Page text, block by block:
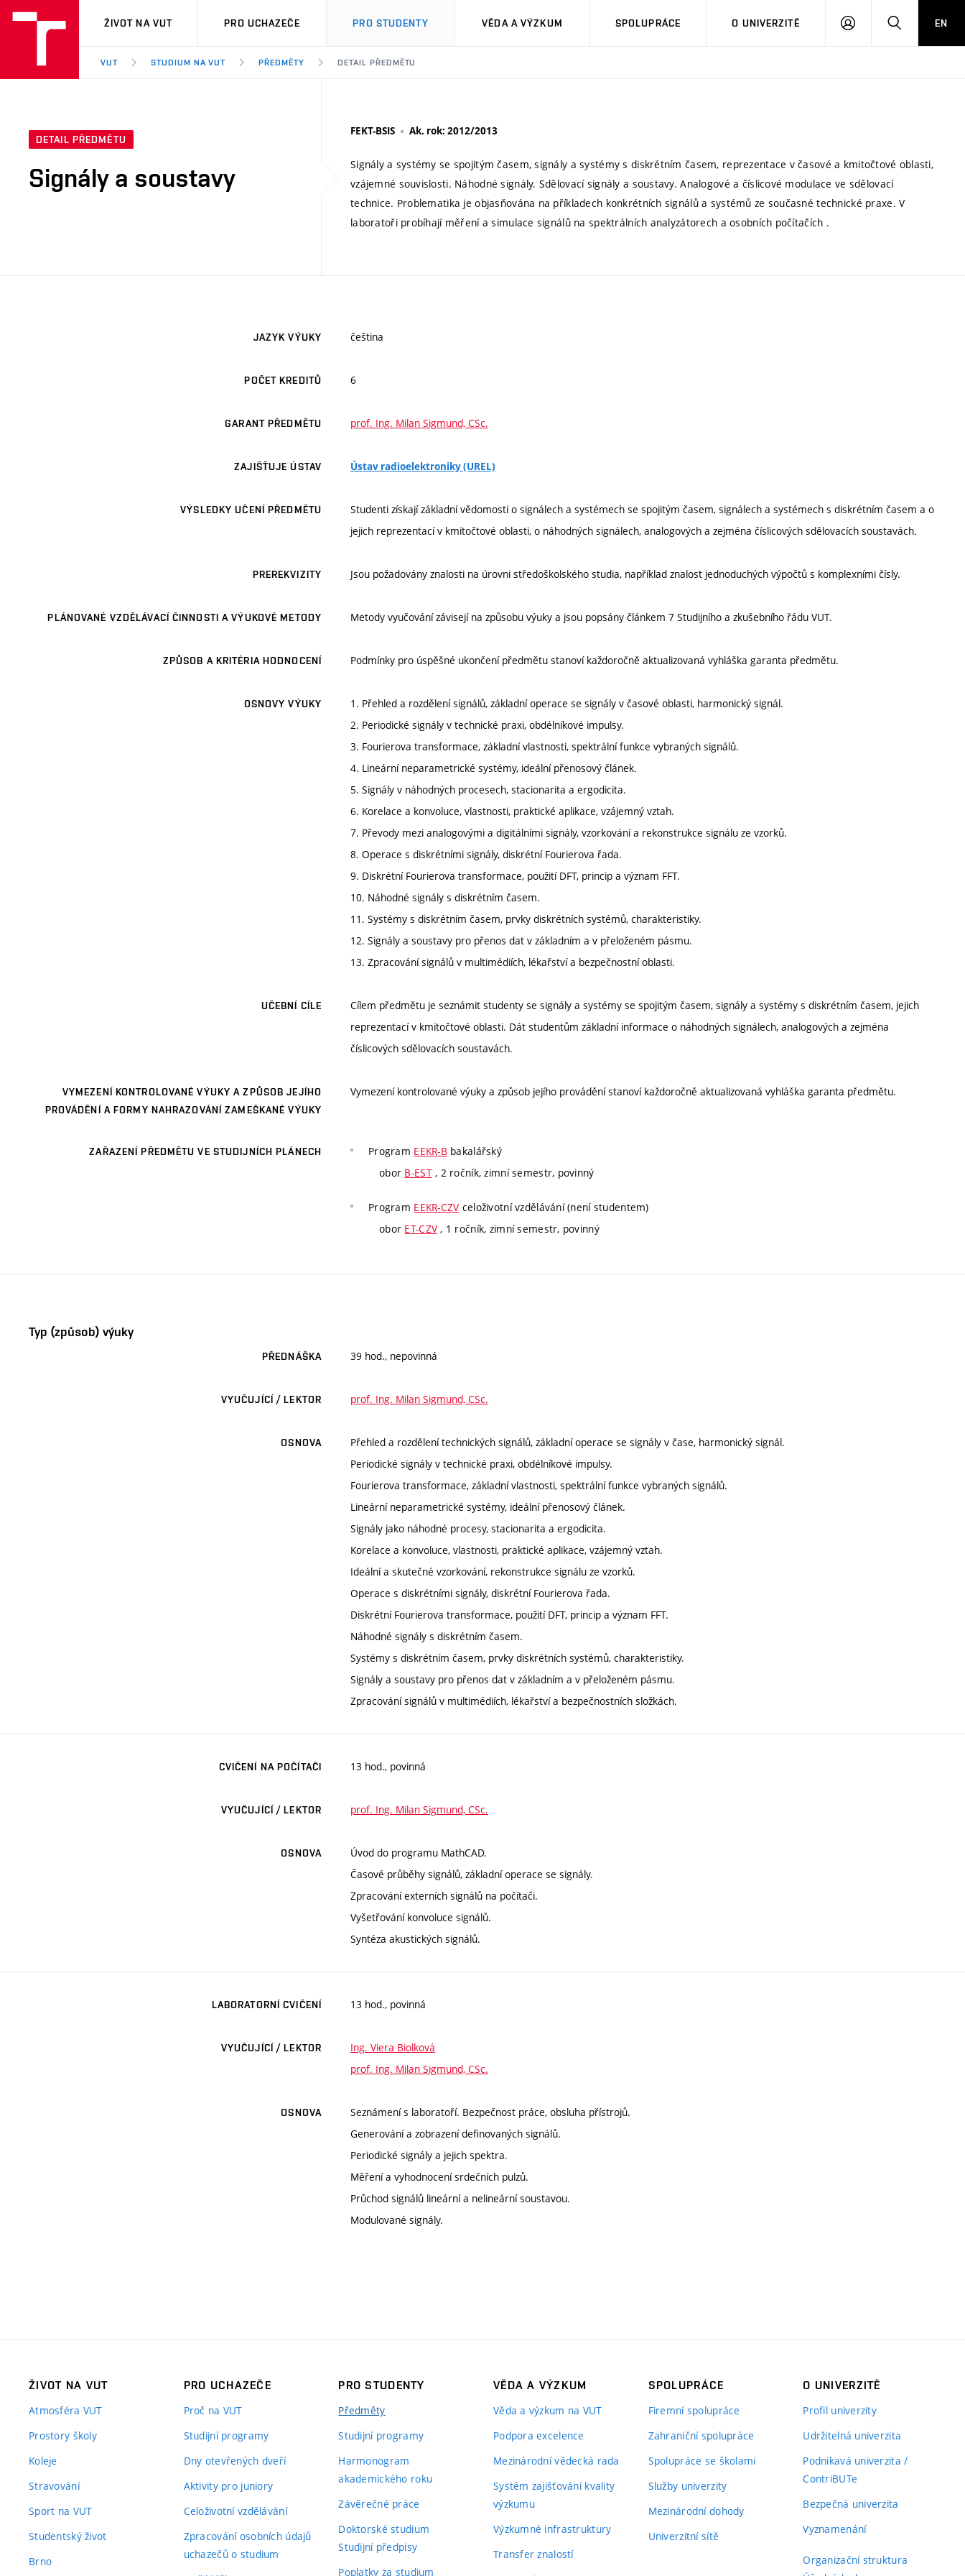
VUT
ŽIVOT NA VUT PRO UCHAZEČE PRO STUDENTY VĚDA A VÝZKUM SPOLUPRÁCE O UNIVERZITĚ
PŘIHLÁSIT HLEDATEN
VUT STUDIUM NA VUT PŘEDMĚTY DETAIL PŘEDMĚTU
DETAIL PŘEDMĚTU
Signály a soustavy
FEKT-BSIS Ak. rok: 2012/2013
Signály a systémy se spojitým časem, signály a systémy s diskrétním časem, reprezentace v časové a kmitočtové oblasti,
vzájemné souvislosti. Náhodné signály. Sdělovací signály a soustavy. Analogové a číslicové modulace ve sdělovací
technice. Problematika je objasňována na příkladech konkrétních signálů a systémů ze současné technické praxe. V
laboratoři probíhají měření a simulace signálů na spektrálních analyzátorech a osobních počítačích .
JAZYK VÝUKY čeština
POČET KREDITŮ 6
GARANT PŘEDMĚTU prof. Ing. Milan Sigmund, CSc.
ZAJIŠŤUJE ÚSTAV Ústav radioelektroniky (UREL)
VÝSLEDKY UČENÍ PŘEDMĚTU
Studenti získají základní vědomosti o signálech a systémech se spojitým časem, signálech a systémech s diskrétním časem a o
jejich reprezentací v kmitočtové oblasti, o náhodných signálech, analogových a zejména číslicových sdělovacích soustavách.
PREREKVIZITY Jsou požadovány znalosti na úrovni středoškolského studia, například znalost jednoduchých výpočtů s komplexními čísly.
PLÁNOVANÉ VZDĚLÁVACÍ ČINNOSTI A VÝUKOVÉ METODY Metody vyučování závisejí na způsobu výuky a jsou popsány článkem 7 Studijního a zkušebního řádu VUT.
ZPŮSOB A KRITÉRIA HODNOCENÍ Podmínky pro úspěšné ukončení předmětu stanoví každoročně aktualizovaná vyhláška garanta předmětu.
OSNOVY VÝUKY
1. Přehled a rozdělení signálů, základní operace se signály v časové oblasti, harmonický signál.
2. Periodické signály v technické praxi, obdélníkové impulsy.
3. Fourierova transformace, základní vlastnosti, spektrální funkce vybraných signálů.
4. Lineární neparametrické systémy, ideální přenosový článek.
5. Signály v náhodných procesech, stacionarita a ergodicita.
6. Korelace a konvoluce, vlastnosti, praktické aplikace, vzájemný vztah.
7. Převody mezi analogovými a digitálními signály, vzorkování a rekonstrukce signálu ze vzorků.
8. Operace s diskrétními signály, diskrétní Fourierova řada.
9. Diskrétní Fourierova transformace, použití DFT, princip a význam FFT.
10. Náhodné signály s diskrétním časem.
11. Systémy s diskrétním časem, prvky diskrétních systémů, charakteristiky.
12. Signály a soustavy pro přenos dat v základním a v přeloženém pásmu.
13. Zpracování signálů v multimédiích, lékařství a bezpečnostní oblasti.
UČEBNÍ CÍLE
Cílem předmětu je seznámit studenty se signály a systémy se spojitým časem, signály a systémy s diskrétním časem, jejich
reprezentací v kmitočtové oblasti. Dát studentům základní informace o náhodných signálech, analogových a zejména
číslicových sdělovacích soustavách.
VYMEZENÍ KONTROLOVANÉ VÝUKY A ZPŮSOB JEJÍHO
PROVÁDĚNÍ A FORMY NAHRAZOVÁNÍ ZAMEŠKANÉ VÝUKY
Vymezení kontrolované výuky a způsob jejího provádění stanoví každoročně aktualizovaná vyhláška garanta předmětu.
ZAŘAZENÍ PŘEDMĚTU VE STUDIJNÍCH PLÁNECH Program EEKR-B bakalářský
obor B-EST, 2 ročník, zimní semestr, povinný
Program EEKR-CZV celoživotní vzdělávání (není studentem)
obor ET-CZV , 1 ročník, zimní semestr, povinný
Typ (způsob) výuky
PŘEDNÁŠKA 39 hod., nepovinná
VYUČUJÍCÍ / LEKTOR prof. Ing. Milan Sigmund, CSc.
OSNOVA
Přehled a rozdělení technických signálů, základní operace se signály v čase, harmonický signál.
Periodické signály v technické praxi, obdélníkové impulsy.
Fourierova transformace, základní vlastnosti, spektrální funkce vybraných signálů.
Lineární neparametrické systémy, ideální přenosový článek.
Signály jako náhodné procesy, stacionarita a ergodicita.
Korelace a konvoluce, vlastnosti, praktické aplikace, vzájemný vztah.
Ideální a skutečné vzorkování, rekonstrukce signálu ze vzorků.
Operace s diskrétními signály, diskrétní Fourierova řada.
Diskrétní Fourierova transformace, použití DFT, princip a význam FFT.
Náhodné signály s diskrétním časem.
Systémy s diskrétním časem, prvky diskrétních systémů, charakteristiky.
Signály a soustavy pro přenos dat v základním a v přeloženém pásmu.
Zpracování signálů v multimédiích, lékařství a bezpečnostních složkách.
CVIČENÍ NA POČÍTAČI 13 hod., povinná
VYUČUJÍCÍ / LEKTOR prof. Ing. Milan Sigmund, CSc.
OSNOVA
Úvod do programu MathCAD.
Časové průběhy signálů, základní operace se signály.
Zpracování externích signálů na počítači.
Vyšetřování konvoluce signálů.
Syntéza akustických signálů.
LABORATORNÍ CVIČENÍ 13 hod., povinná
VYUČUJÍCÍ / LEKTOR
Ing. Viera Biolková
prof. Ing. Milan Sigmund, CSc.
OSNOVA
Seznámení s laboratoří. Bezpečnost práce, obsluha přístrojů.
Generování a zobrazení definovaných signálů.
Periodické signály a jejich spektra.
Měření a vyhodnocení srdečních pulzů.
Průchod signálů lineární a nelineární soustavou.
Modulované signály.
ŽIVOT NA VUT
Atmosféra VUT
Prostory školy
Koleje
Stravování
Sport na VUT
Studentský život
Brno
PRO UCHAZEČE
Proč na VUT
Studijní programy
Dny otevřených dveří
Aktivity pro juniory
Celoživotní vzdělávání
Zpracování osobních údajů
uchazečů o studium
PRO STUDENTY
Předměty
Studijní programy
Harmonogram
akademického roku
Závěrečné práce
Doktorské studium
Studijní předpisy
Poplatky za studium
VĚDA A VÝZKUM
Věda a výzkum na VUT
Podpora excelence
Mezinárodní vědecká rada
Systém zajišťování kvality
výzkumu
Výzkumné infrastruktury
Transfer znalostí
SPOLUPRÁCE
Firemní spolupráce
Zahraniční spolupráce
Spolupráce se školami
Služby univerzity
Mezinárodní dohody
Univerzitní sítě
O UNIVERZITĚ
Profil univerzity
Udržitelná univerzita
Podnikavá univerzita /
ContriBUTe
Bezpečná univerzita
Vyznamenání
Organizační struktura